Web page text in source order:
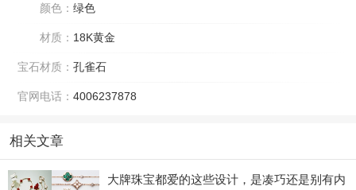
颜色： 绿色
材质： 18K黄金
宝石材质： 孔雀石
官网电话： 4006237878
相关文章
大牌珠宝都爱的这些设计，是凑巧还是别有内